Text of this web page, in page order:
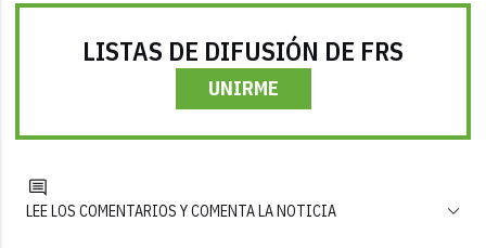
LISTAS DE DIFUSIÓN DE FRS
UNIRME
LEE LOS COMENTARIOS Y COMENTA LA NOTICIA